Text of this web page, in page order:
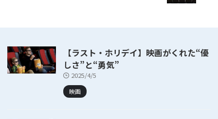
【ラスト・ホリデイ】映画がくれた“優
しさ”と“勇気”
2025/4/5
映画